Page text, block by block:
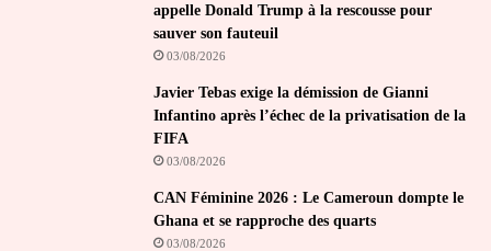
appelle Donald Trump à la rescousse pour
sauver son fauteuil
03/08/2026
Javier Tebas exige la démission de Gianni
Infantino après l’échec de la privatisation de la
FIFA
03/08/2026
CAN Féminine 2026 : Le Cameroun dompte le
Ghana et se rapproche des quarts
03/08/2026